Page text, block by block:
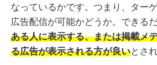
なっているかです。 つまり、ター
広告配信が可能かどうか。できる
ある人に表示する、または掲載メ
る広告が表示される方が良いとさ